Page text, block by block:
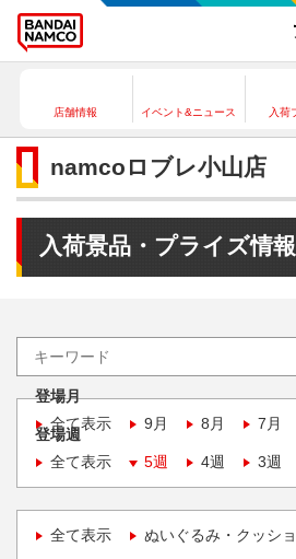
店舗情報 イベント&ニュース 入荷
namcoロブレ小山店
入荷景品・プライズ情報
登場月
全て表示
9月 8月 7月
登場週
全て表示
5週 4週 3週
全て表示 ぬいぐるみ・クッシ